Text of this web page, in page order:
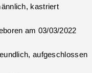
kastriert
am 03/03/2022
aufgeschlossen